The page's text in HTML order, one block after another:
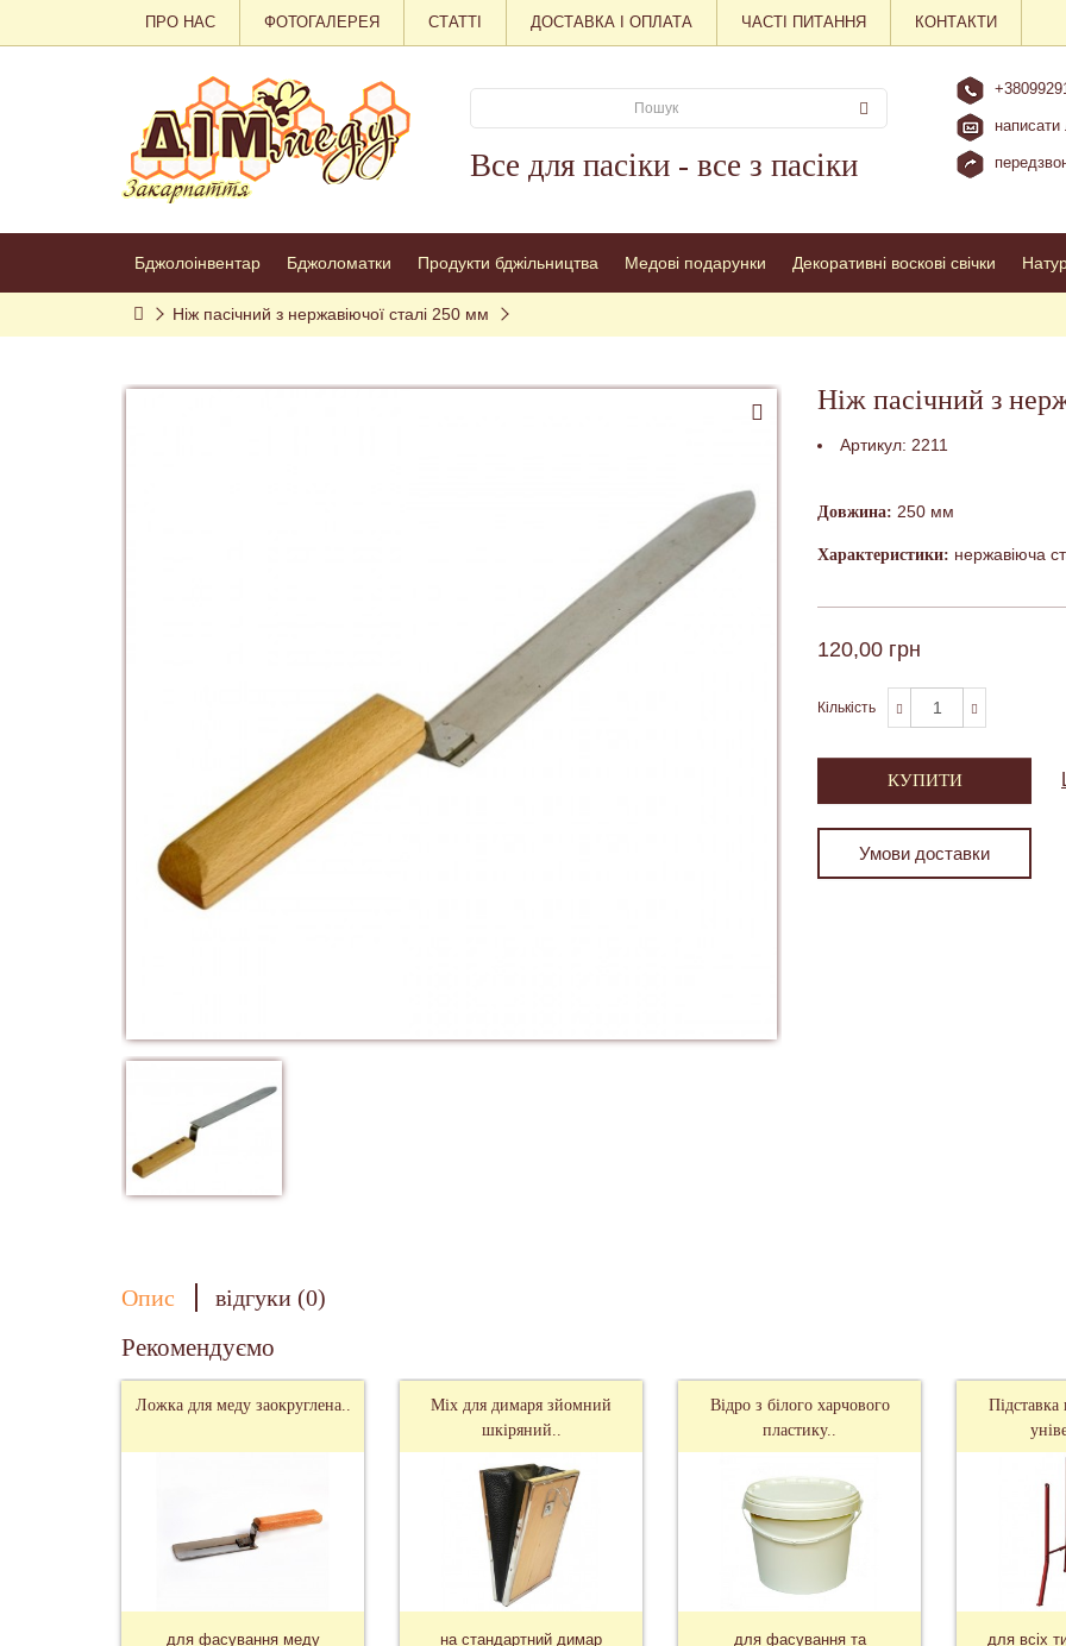
ПРО НАС ФОТОГАЛЕРЕЯ СТАТТІ ДОСТАВКА І ОПЛАТА ЧАСТІ ПИТАННЯ КОНТАКТИ
Все для пасіки - все з пасіки
написати
Бджолоінвентар Бджоломатки Продукти бджільництва Медові подарунки Декоративні воскові свічки
Ніж пасічний з нержавіючої сталі 250 мм
Ніж пасічний з
Артикул: 2211
Довжина: 250 мм
Характеристики: нержавіюча
120,00 грн
Кількість
КУПИТИ
Умови доставки
Опис відгуки (0)
Рекомендуємо
Ложка для меду заокруглена..
для фасування меду
Міх для димаря зйомний
шкіряний..
на стандартний димар
Відро з білого харчового
пластику..
для фасування та
Підставка
для всіх